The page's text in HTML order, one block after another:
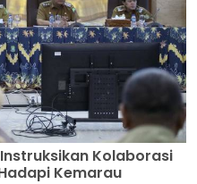
Kolaborasi
Kemarau